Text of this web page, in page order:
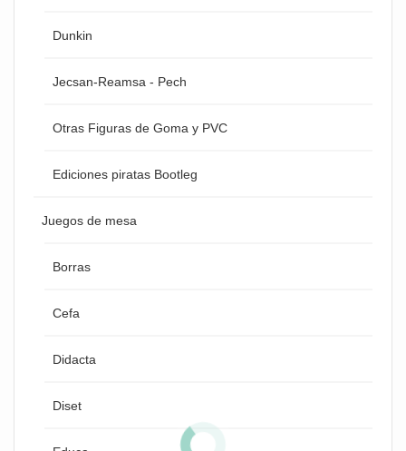
Dunkin
Jecsan-Reamsa - Pech
Otras Figuras de Goma y PVC
Ediciones piratas Bootleg
Juegos de mesa
Borras
Cefa
Didacta
Diset